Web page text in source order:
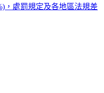
，處罰規定及各地區法規差